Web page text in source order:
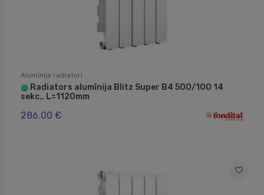
Alumīnija radiatori
⬤ Radiators alumīnija Blitz Super B4 500/100 14
sekc., L=1120mm
286.00 €